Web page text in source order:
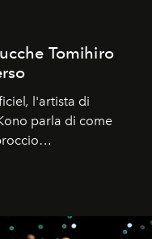
Tomihiro
, l'artista di
parla di come